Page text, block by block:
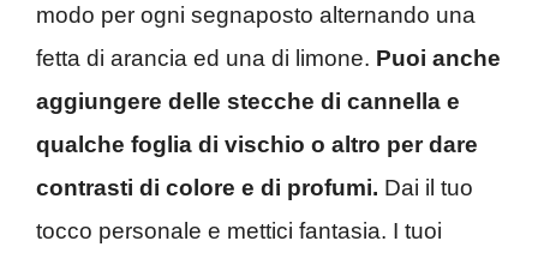
modo per ogni segnaposto alternando una
fetta di arancia ed una di limone. Puoi anche
aggiungere delle stecche di cannella e
qualche foglia di vischio o altro per dare
contrasti di colore e di profumi. Dai il tuo
tocco personale e mettici fantasia. I tuoi